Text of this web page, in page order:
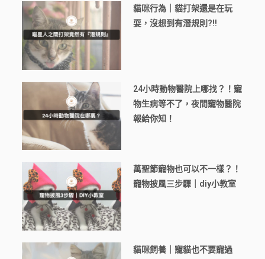
貓咪行為｜貓打架還是在玩
耍，沒想到有潛規則?!!
24小時動物醫院上哪找？！寵
物生病等不了，夜間寵物醫院
報給你知！
萬聖節寵物也可以不一樣？！
寵物披風三步驟｜diy小教室
貓咪飼養｜寵貓也不要寵過